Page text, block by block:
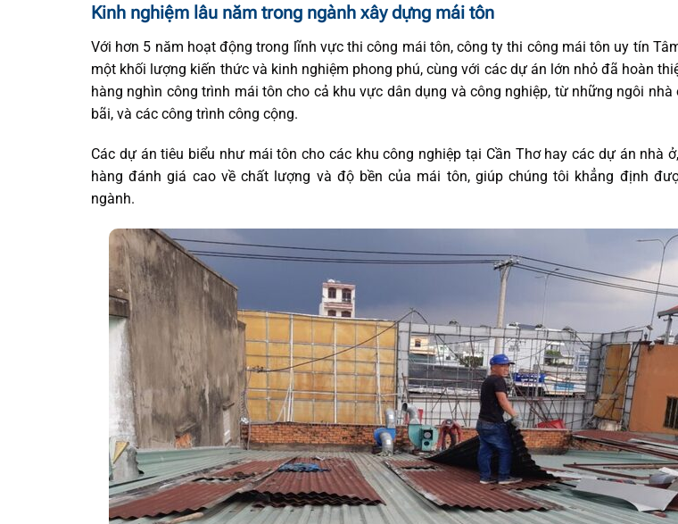
Kinh nghiệm lâu năm trong ngành xây dựng mái tôn
Với hơn 5 năm hoạt động trong lĩnh vực thi công mái tôn, công ty thi công mái tôn uy tín
một khối lượng kiến thức và kinh nghiệm phong phú, cùng với các dự án lớn nhỏ đã hoàn
hàng nghìn công trình mái tôn cho cả khu vực dân dụng và công nghiệp, từ những ngôi nhà
bãi, và các công trình công cộng.
Các dự án tiêu biểu như mái tôn cho các khu công nghiệp tại Cần Thơ hay các dự án nhà
hàng đánh giá cao về chất lượng và độ bền của mái tôn, giúp chúng tôi khẳng định
ngành.